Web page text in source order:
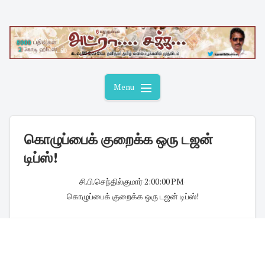
content
Menu
கொழுப்பைக் குறைக்க ஒரு டஜன்
டிப்ஸ்!
சி.பி.செந்தில்குமார்2:00:00 PM
கொழுப்பைக் குறைக்க ஒரு டஜன் டிப்ஸ்!